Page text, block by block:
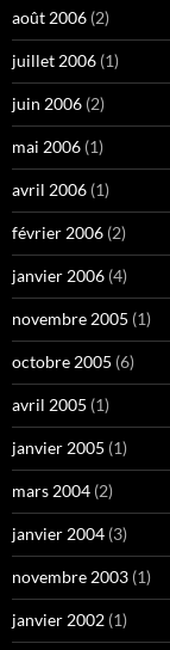
août 2006 (2)
juillet 2006 (1)
juin 2006 (2)
mai 2006 (1)
avril 2006 (1)
février 2006 (2)
janvier 2006 (4)
novembre 2005 (1)
octobre 2005 (6)
avril 2005 (1)
janvier 2005 (1)
mars 2004 (2)
janvier 2004 (3)
novembre 2003 (1)
janvier 2002 (1)